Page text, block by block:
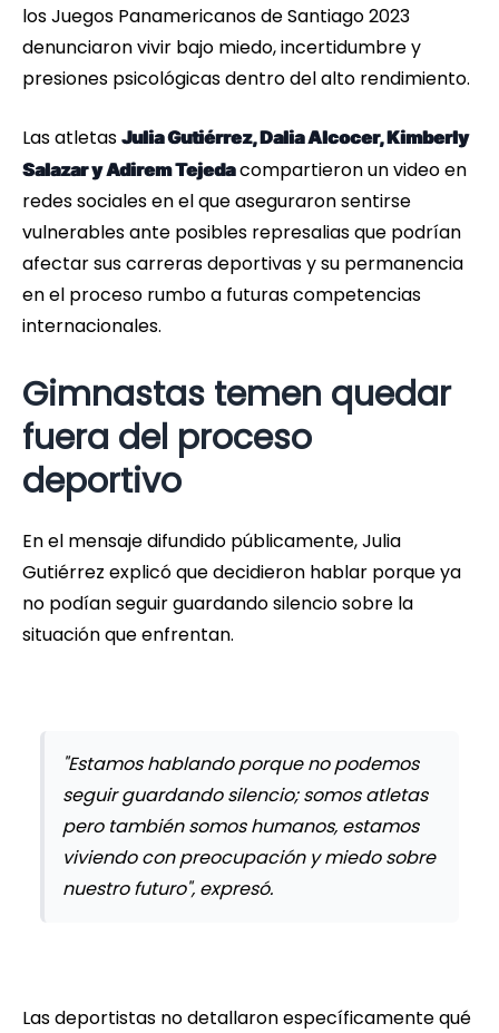
los Juegos Panamericanos de Santiago 2023
denunciaron vivir bajo miedo, incertidumbre y
presiones psicológicas dentro del alto rendimiento.
Las atletas Julia Gutiérrez, Dalia Alcocer, Kimberly
Salazar y Adirem Tejedacompartieron un video en
redes sociales en el que aseguraron sentirse
vulnerables ante posibles represalias que podrían
afectar sus carreras deportivas y su permanencia
en el proceso rumbo a futuras competencias
internacionales.
Gimnastas temen quedar
fuera del proceso
deportivo
En el mensaje difundido públicamente, Julia
Gutiérrez explicó que decidieron hablar porque ya
no podían seguir guardando silencio sobre la
situación que enfrentan.
"Estamos hablando porque no podemos
seguir guardando silencio; somos atletas
pero también somos humanos, estamos
viviendo con preocupación y miedo sobre
nuestro futuro", expresó.
Las deportistas no detallaron específicamente qué